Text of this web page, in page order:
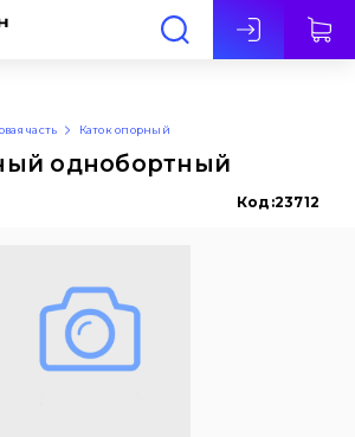
часть Каток опорный
однобортный
Код:23712